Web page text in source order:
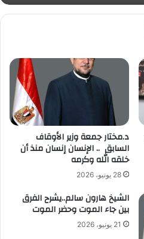
د.مختار جمعة وزير الأوقاف
السابق .. الإنسان إنسان منذ أن
خلقه الله وكرمه
28 يونيو، 2026
الشيخ هارون سالم..يشرح الفرق
بين جاء الموت وحضر الموت
21 يونيو، 2026